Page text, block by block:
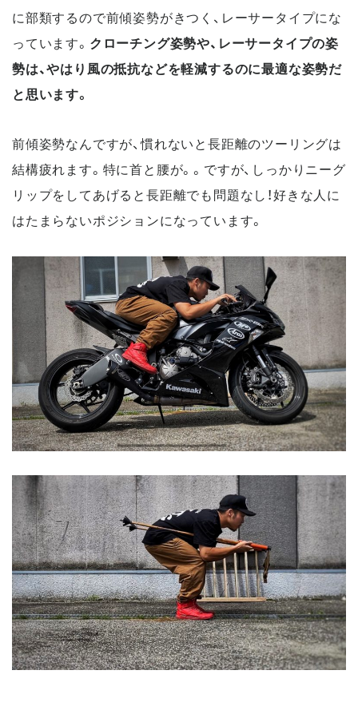
に部類するので前傾姿勢がきつく、レーサータイプにな
っています。 クローチング姿勢や、レーサータイプの姿
勢は、やはり風の抵抗などを軽減するのに最適な姿勢だ
と思います。
前傾姿勢なんですが、慣れないと長距離のツーリングは
結構疲れます。特に首と腰が。。ですが、しっかりニーグ
リップをしてあげると長距離でも問題なし！好きな人に
はたまらないポジションになっています。